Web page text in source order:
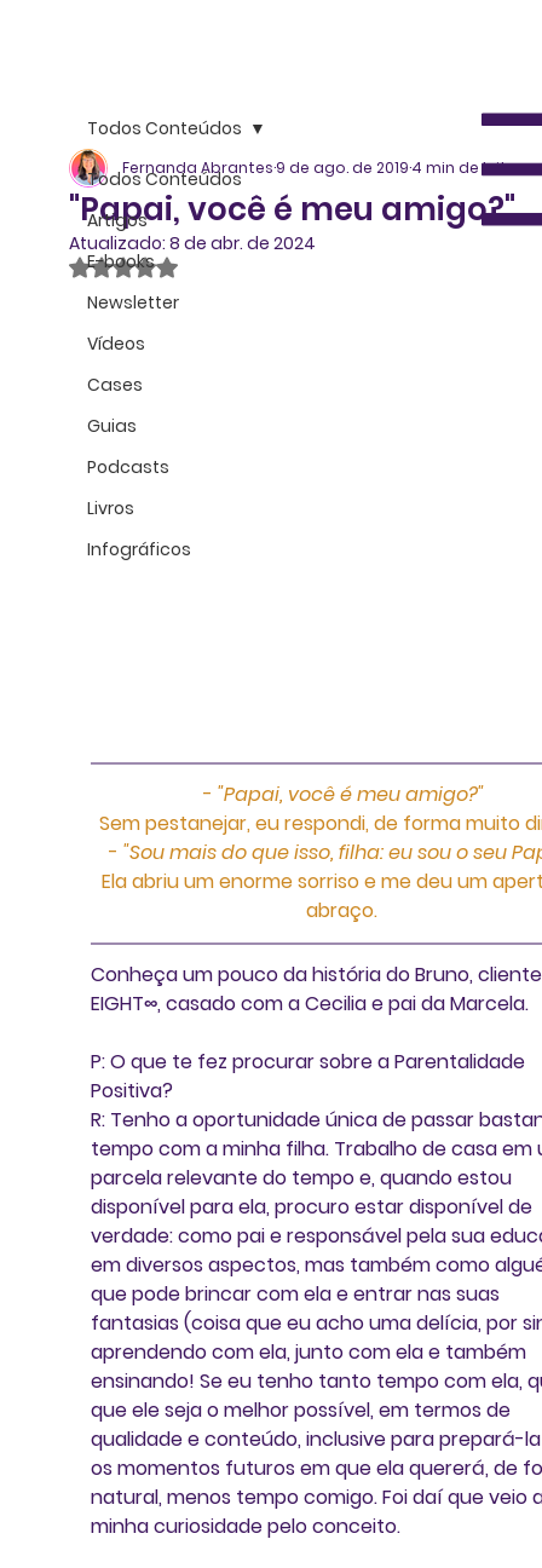
Todos Conteúdos
Artigos
E-books
Newsletter
Vídeos
Cases
Guias
Podcasts
Livros
Infográficos
Todos Conteúdos
"Papai, você é meu amigo?"
Fernanda Abrantes9 de ago. de 20194 min de leitura
Atualizado: 8 de abr. de 2024
Avaliado com NaN de 5 estrelas.
- "Papai, você é meu amigo?"
Sem pestanejar, eu respondi, de forma muito
- "Sou mais do que isso, filha: eu sou o seu
Ela abriu um enorme sorriso e me deu um
abraço.
Conheça um pouco da história do Bruno,
EIGHT∞, casado com a Cecilia e pai da Marcela.
P: O que te fez procurar sobre a Parentalidade
Positiva?
R: Tenho a oportunidade única de passar
tempo com a minha filha. Trabalho de casa
parcela relevante do tempo e, quando estou
disponível para ela, procuro estar disponível de
verdade: como pai e responsável pela sua
em diversos aspectos, mas também como
que pode brincar com ela e entrar nas suas
fantasias (coisa que eu acho uma delícia, por
aprendendo com ela, junto com ela e também
ensinando! Se eu tenho tanto tempo com ela,
que ele seja o melhor possível, em termos de
qualidade e conteúdo, inclusive para prepará-
os momentos futuros em que ela quererá, de
natural, menos tempo comigo. Foi daí que veio
minha curiosidade pelo conceito.